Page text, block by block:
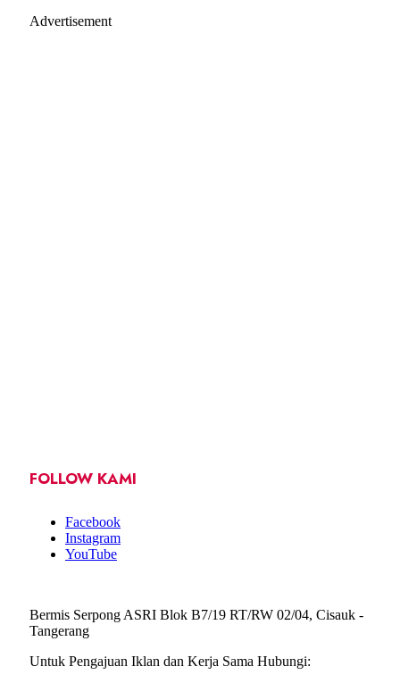
Advertisement
FOLLOW KAMI
Facebook
Instagram
YouTube
Bermis Serpong ASRI Blok B7/19 RT/RW 02/04, Cisauk -
Tangerang
Untuk Pengajuan Iklan dan Kerja Sama Hubungi: